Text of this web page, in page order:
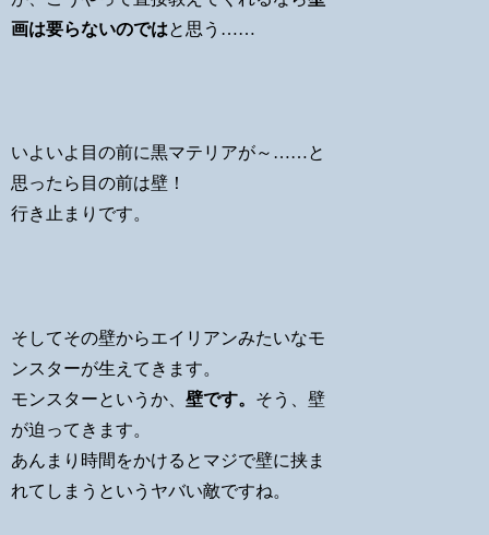
画は要らないのではと思う……
いよいよ目の前に黒マテリアが～……と
思ったら目の前は壁！
行き止まりです。
そしてその壁からエイリアンみたいなモ
ンスターが生えてきます。
モンスターというか、壁です。 そう、壁
が迫ってきます。
あんまり時間をかけるとマジで壁に挟ま
れてしまうというヤバい敵ですね。